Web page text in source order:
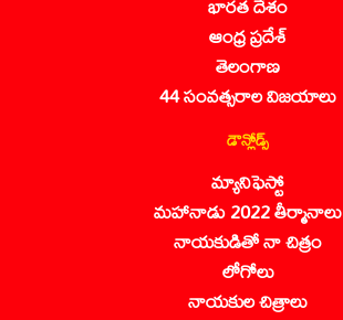
ఆంధ్ర ప్రదేశ్
తెలంగాణ
44 సంవత్సరాల విజయాలు
డౌన్లోడ్స్
మ్యానిఫెస్టో
మహానాడు 2022 తీర్మానాలు
నాయకుడితో నా చిత్రం
లోగోలు
నాయకుల చిత్రాలు